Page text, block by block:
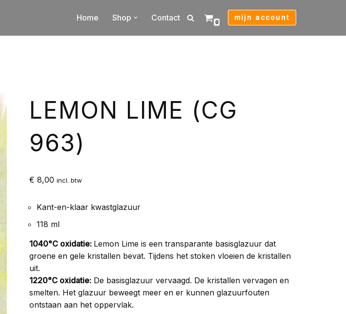
Home Shop Contact 0
mijn account
LEMON LIME (CG
963)
€ 8,00 incl. btw
Kant-en-klaar kwastglazuur
118 ml
1040°C oxidatie: Lemon Lime is een transparante basisglazuur dat
groene en gele kristallen bevat. Tijdens het stoken vloeien de kristallen
uit.
1220°C oxidatie:De basisglazuur vervaagd. De kristallen vervagen en
smelten. Het glazuur beweegt meer en er kunnen glazuurfouten
ontstaan aan het oppervlak.